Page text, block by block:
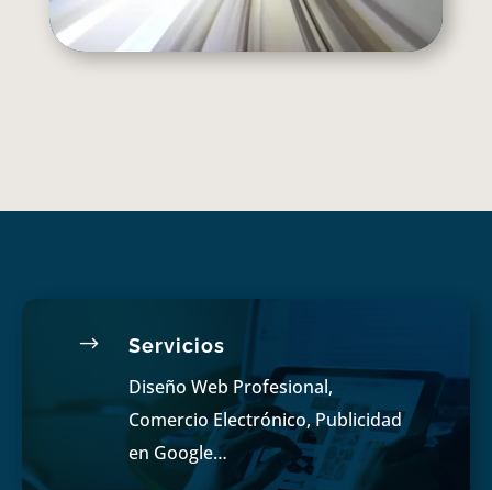
$ Servicios
Diseño Web Profesional,
Comercio Electrónico, Publicidad
en Google…